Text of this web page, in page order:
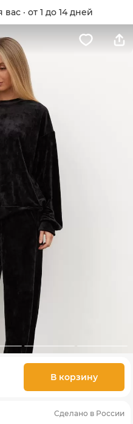
· от 1 до 14 дней
В корзину
Сделано в России